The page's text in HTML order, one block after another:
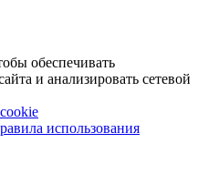
обеспечивать
и анализировать сетевой
использования